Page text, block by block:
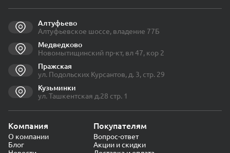
Алтуфьево
Алтуфьевское шоссе, владение 77Б
Медведково
Новомытищинский пр-кт, вл 47, кор 2
Пражская
ул. Подольских Курсантов, д. 3, стр. 29
Кузьминки
ул. Ташкентская д.28 стр. 1
Компания
О компании
Блог
Покупателям
Вопрос-ответ
Акции и скидки